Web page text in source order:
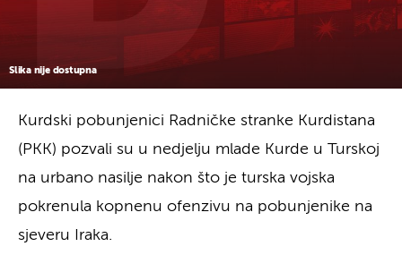
Slika nije dostupna
Kurdski pobunjenici Radničke stranke Kurdistana
(PKK) pozvali su u nedjelju mlade Kurde u Turskoj
na urbano nasilje nakon što je turska vojska
pokrenula kopnenu ofenzivu na pobunjenike na
sjeveru Iraka.